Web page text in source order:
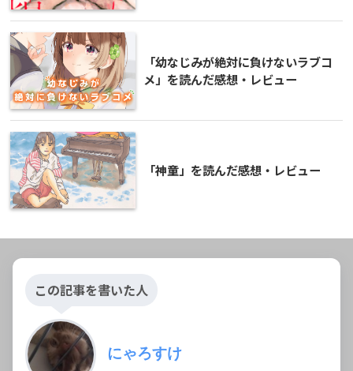
「幼なじみが絶対に負けないラブコ
メ」を読んだ感想・レビュー
「神童」を読んだ感想・レビュー
この記事を書いた人
にゃろすけ